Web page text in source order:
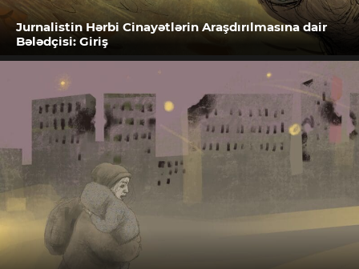
Jurnalistin Hərbi Cinayətlərin Araşdırılmasına dair
Bələdçisi: Giriş